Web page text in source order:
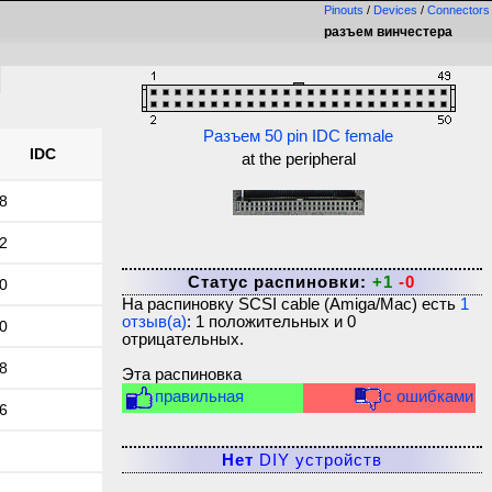
Pinouts / Devices / Connectors
разъем винчестера
IDC
Разъем 50 pin IDC female
at the peripheral
Статус распиновки:+1 -0
На распиновку SCSI cable (Amiga/Mac) есть 1
отзыв(а): 1 положительных и 0
отрицательных.
Эта распиновка
правильная
с ошибками
Нет DIY устройств